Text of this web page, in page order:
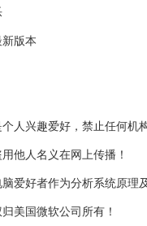
版本
人兴趣爱好，禁止任何机
他人名义在网上传播！
爱好者作为分析系统原理
美国微软公司所有！